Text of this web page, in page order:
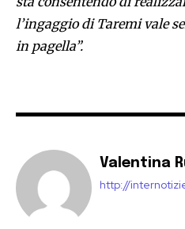
l’ingaggio di Taremi vale
in pagella”.
Valentina
http://